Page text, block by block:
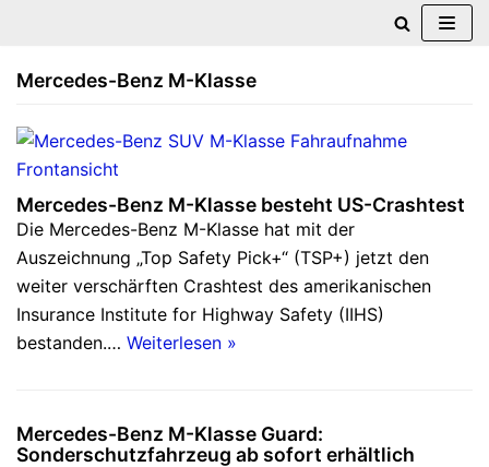
Inhalt
Mercedes-Benz M-Klasse
Mercedes-Benz M-Klasse besteht US-Crashtest
Die Mercedes-Benz M-Klasse hat mit der
Auszeichnung „Top Safety Pick+“ (TSP+) jetzt den
weiter verschärften Crashtest des amerikanischen
Insurance Institute for Highway Safety (IIHS)
bestanden.… Weiterlesen »
Mercedes-Benz M-Klasse Guard:
Sonderschutzfahrzeug ab sofort erhältlich